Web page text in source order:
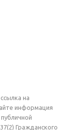
ссылка на
информация
Гражданского